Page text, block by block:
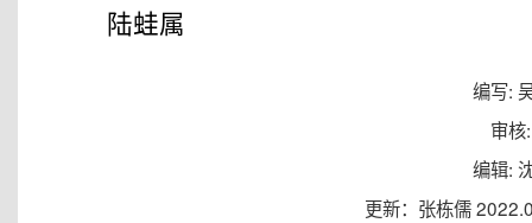
陆蛙属
编写:
审核
编辑:
更新：张栋儒